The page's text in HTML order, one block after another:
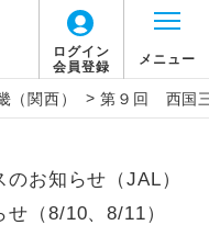
ログイン
会員登録
メニュー
（関西） > 第９回 西国
お知らせ（JAL）
（8/10、8/11）
説明
駅）から復路到着空港
します。